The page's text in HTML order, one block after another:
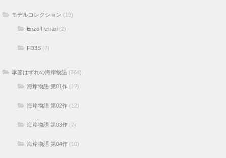
モデルコレクション (19)
Enzo Ferrari (2)
FD3S (7)
季節はずれの海岸物語 (364)
海岸物語 第01作 (12)
海岸物語 第02作 (12)
海岸物語 第03作 (7)
海岸物語 第04作 (10)